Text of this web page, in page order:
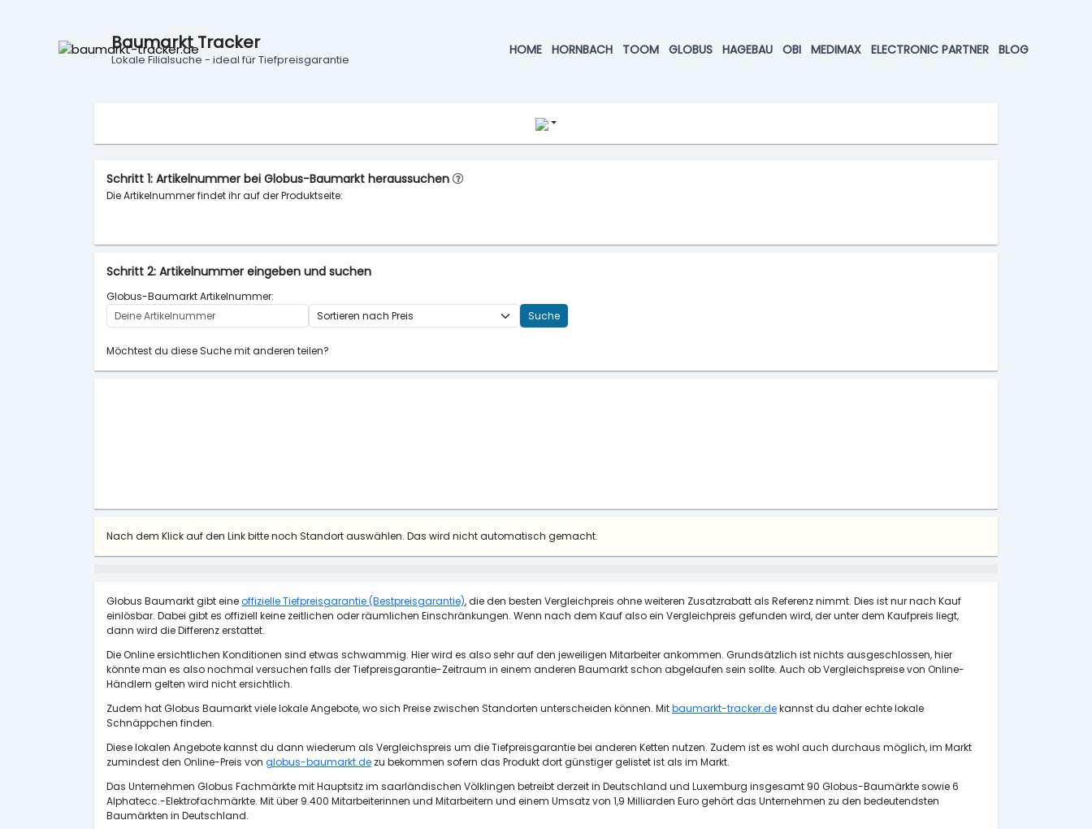
Baumarkt Tracker
Lokale Filialsuche - ideal für Tiefpreisgarantie
HOME HORNBACH TOOM GLOBUS HAGEBAU OBI MEDIMAX ELECTRONIC PARTNER BLOG
Schritt 1: Artikelnummer bei Globus-Baumarkt heraussuchen
Die Artikelnummer findet ihr auf der Produktseite:
Schritt 2: Artikelnummer eingeben und suchen
Globus-Baumarkt Artikelnummer:
Suche
Möchtest du diese Suche mit anderen teilen?
Nach dem Klick auf den Link bitte noch Standort auswählen. Das wird nicht automatisch gemacht.
Globus Baumarkt gibt eineoffizielle Tiefpreisgarantie (Bestpreisgarantie), die den besten Vergleichpreis ohne weiteren Zusatzrabatt als Referenz nimmt. Dies ist nur nach Kauf
einlösbar. Dabei gibt es offiziell keine zeitlichen oder räumlichen Einschränkungen. Wenn nach dem Kauf also ein Vergleichpreis gefunden wird, der unter dem Kaufpreis liegt,
dann wird die Differenz erstattet.
Die Online ersichtlichen Konditionen sind etwas schwammig. Hier wird es also sehr auf den jeweiligen Mitarbeiter ankommen. Grundsätzlich ist nichts ausgeschlossen, hier
könnte man es also nochmal versuchen falls der Tiefpreisgarantie-Zeitraum in einem anderen Baumarkt schon abgelaufen sein sollte. Auch ob Vergleichspreise von Online-
Händlern gelten wird nicht ersichtlich.
Zudem hat Globus Baumarkt viele lokale Angebote, wo sich Preise zwischen Standorten unterscheiden können. Mitbaumarkt-tracker.dekannst du daher echte lokale
Schnäppchen finden.
Diese lokalen Angebote kannst du dann wiederum als Vergleichspreis um die Tiefpreisgarantie bei anderen Ketten nutzen. Zudem ist es wohl auch durchaus möglich, im Markt
zumindest den Online-Preis von globus-baumarkt.de zu bekommen sofern das Produkt dort günstiger gelistet ist als im Markt.
Das Unternehmen Globus Fachmärkte mit Hauptsitz im saarländischen Völklingen betreibt derzeit in Deutschland und Luxemburg insgesamt 90 Globus-Baumärkte sowie 6
Alphatecc.-Elektrofachmärkte. Mit über 9.400 Mitarbeiterinnen und Mitarbeitern und einem Umsatz von 1,9 Milliarden Euro gehört das Unternehmen zu den bedeutendsten
Baumärkten in Deutschland.